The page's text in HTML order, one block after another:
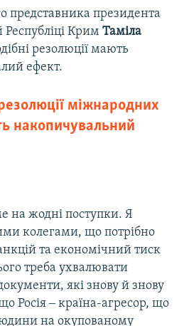
представника президента
Крим Таміла
резолюції мають
ефект.
міжнародних
накопичувальний
на жодні поступки. Я
колегами, що потрібно
та економічний тиск
треба ухвалювати
які знову й знову
Росія ‒ країна-агресор, що
на окупованому